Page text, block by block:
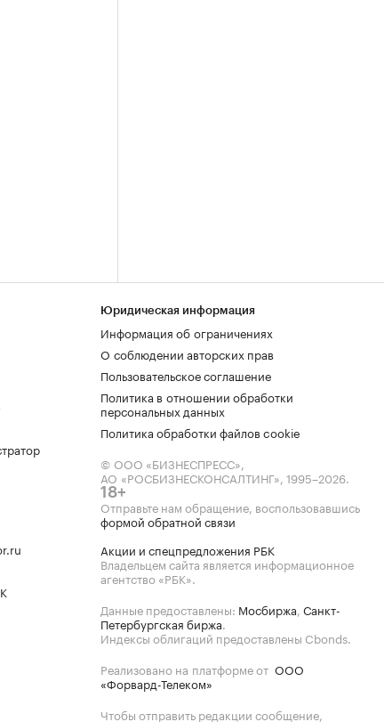
Юридическая информация
Информация об ограничениях
О соблюдении авторских прав
Пользовательское соглашение
Политика в отношении обработки
персональных данных
Политика обработки файлов cookie
© ООО «БИЗНЕСПРЕСС»,
АО «РОСБИЗНЕСКОНСАЛТИНГ», 1995–2026.
18+
Отправьте нам обращение, воспользовавшись
формой обратной связи
Акции и спецпредложения РБК
Владельцем сайта является информационное
агентство «РБК».
Данные предоставлены: Мосбиржа, Санкт-
Петербургская биржа.
Индексы облигаций предоставлены Cbonds.
Реализовано на платформе от ООО
«Форвард-Телеком»
Чтобы отправить редакции сообщение,